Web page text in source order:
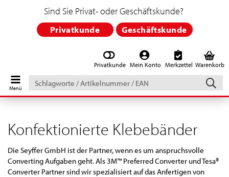
Privatkunde Mein Konto Merkzettel Warenkorb
Schlagworte
/
Artikelnummer
EAN
Sind Sie Privat- oder Geschäftskunde?
Privatkunde Geschäftskunde
Konfektionierte Klebebänder
Die Seyffer GmbH ist der Partner, wenn es um anspruchsvolle
Converting Aufgaben geht. Als 3M™ Preferred Converter und Tesa®
Converter Partner sind wir spezialisiert auf das Anfertigen von